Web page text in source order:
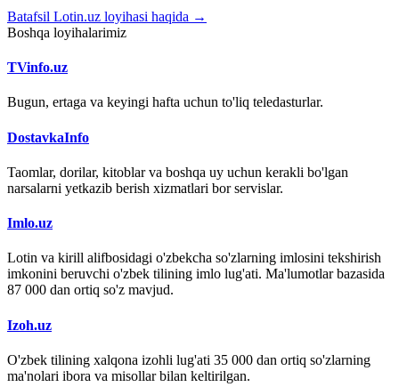
Batafsil Lotin.uz loyihasi haqida →
Boshqa loyihalarimiz
TVinfo.uz
Bugun, ertaga va keyingi hafta uchun to'liq teledasturlar.
DostavkaInfo
Taomlar, dorilar, kitoblar va boshqa uy uchun kerakli bo'lgan
narsalarni yetkazib berish xizmatlari bor servislar.
Imlo.uz
Lotin va kirill alifbosidagi o'zbekcha so'zlarning imlosini tekshirish
imkonini beruvchi o'zbek tilining imlo lug'ati. Ma'lumotlar bazasida
87 000 dan ortiq so'z mavjud.
Izoh.uz
O'zbek tilining xalqona izohli lug'ati 35 000 dan ortiq so'zlarning
ma'nolari ibora va misollar bilan keltirilgan.